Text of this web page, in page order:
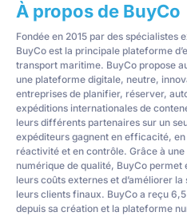
À propos de BuyCo
Fondée en 2015 par des spécialistes
BuyCo est la principale plateforme
transport maritime. BuyCo propose
une plateforme digitale, neutre,
entreprises de planifier, réserver,
expéditions internationales de
leurs différents partenaires sur un
expéditeurs gagnent en efficacité,
réactivité et en contrôle. Grâce à
numérique de qualité, BuyCo
leurs coûts externes et d’améliorer
leurs clients finaux. BuyCo a reçu
depuis sa création et la plateforme